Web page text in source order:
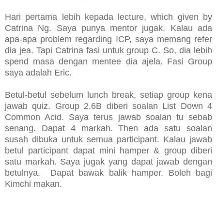
Hari pertama lebih kepada lecture, which given by
Catrina Ng. Saya punya mentor jugak. Kalau ada
apa-apa problem regarding ICP, saya memang refer
dia jea. Tapi Catrina fasi untuk group C. So, dia lebih
spend masa dengan mentee dia ajela. Fasi Group
saya adalah Eric.
Betul-betul sebelum lunch break, setiap group kena
jawab quiz. Group 2.6B diberi soalan List Down 4
Common Acid. Saya terus jawab soalan tu sebab
senang. Dapat 4 markah. Then ada satu soalan
susah dibuka untuk semua participant. Kalau jawab
betul participant dapat mini hamper & group diberi
satu markah. Saya jugak yang dapat jawab dengan
betulnya. Dapat bawak balik hamper. Boleh bagi
Kimchi makan.